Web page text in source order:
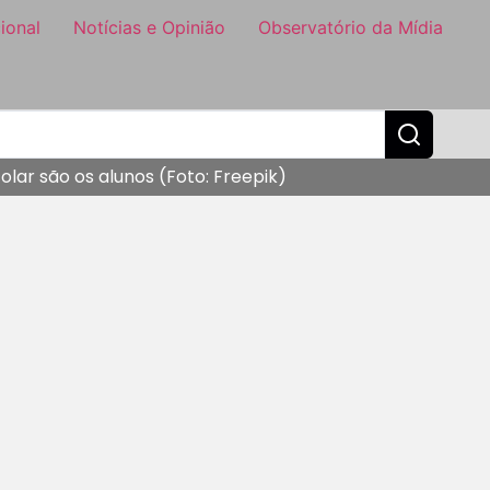
Notícias e Opinião Observatório da Mídia
são os alunos (Foto: Freepik)